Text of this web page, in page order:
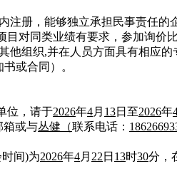
注册，能够独立承担民事责任
对同类业绩有要求，参加询价
他组织,并在人员方面具有相应的
或合同）。
位，请于2026年4月 13日至2026年
箱或与丛健（联系电话：
间)为2026年4月 22 日 13时30分，